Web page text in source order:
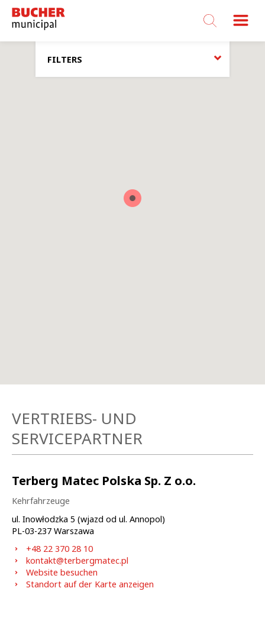
Bucher
Municipal
FILTERS
VERTRIEBS- UND
SERVICEPARTNER
Terberg Matec Polska Sp. Z o.o.
Kehrfahrzeuge
ul. Inowłodzka 5 (wjazd od ul. Annopol)
PL-03-237 Warszawa
+48 22 370 28 10
kontakt@terbergmatec.pl
Website besuchen
Standort auf der Karte anzeigen